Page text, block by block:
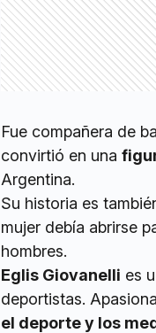
Fue compañera de
convirtió en una
Argentina.
Su historia es
mujer debía abrirse
hombres.
Eglis Giovanelli es
deportistas.
el deporte y los